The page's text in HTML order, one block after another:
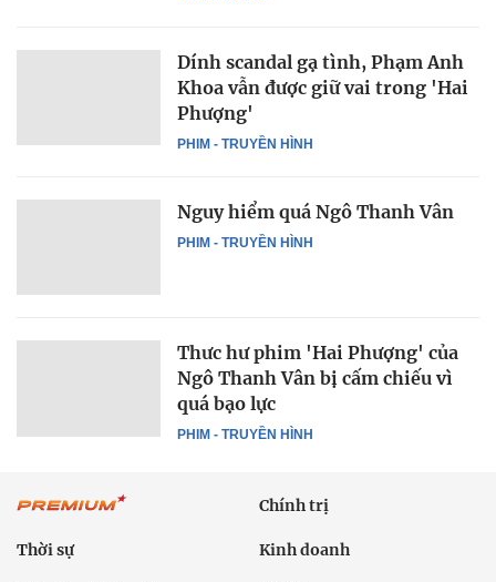
PHIM - TRUYỀN HÌNH
Dính scandal gạ tình, Phạm Anh
Khoa vẫn được giữ vai trong 'Hai
Phượng'
PHIM - TRUYỀN HÌNH
Nguy hiểm quá Ngô Thanh Vân
PHIM - TRUYỀN HÌNH
Thưc hư phim 'Hai Phượng' của
Ngô Thanh Vân bị cấm chiếu vì
quá bạo lực
Chính trị
Thời sự Kinh doanh